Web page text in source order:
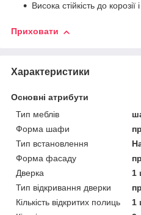
Висока стійкість до
Приховати
Характеристики
Основні атрибути
Тип меблів
Форма шафи
Тип встановлення
Форма фасаду
Дверка
1
Тип відкривання дверки
Кількість відкритих полиць
1